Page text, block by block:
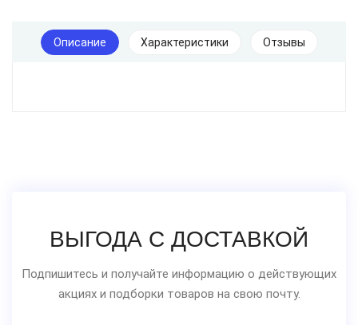
Описание Характеристики Отзывы
ВЫГОДА С ДОСТАВКОЙ
Подпишитесь и получайте информацию о действующих
акциях и подборки товаров на свою почту.